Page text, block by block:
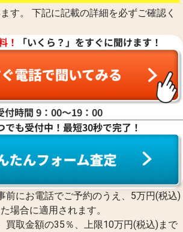
す。 下記に記載の詳細を必ずご確認く
！ 「いくら？」をすぐに聞けます！
付時間 9：00〜19：00
でも受付中！最短30秒で完了！
前にお電話でご予約のうえ、5万円(税込)
場合に適用されます。
買取金額の35％、上限10万円(税込)まで